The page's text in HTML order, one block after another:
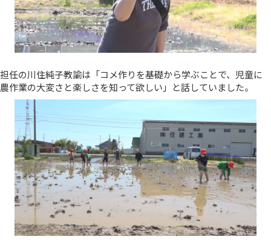
担任の川住純子教諭は「コメ作りを基礎から学ぶことで、児童に
農作業の大変さと楽しさを知って欲しい」と話していました。